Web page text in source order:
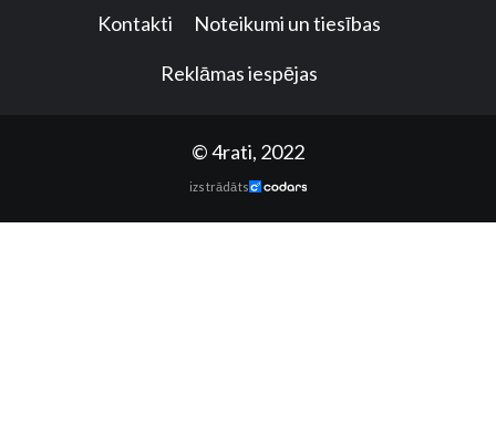
Kontakti Noteikumi un tiesības
Reklāmas iespējas
© 4rati, 2022
izstrādāts